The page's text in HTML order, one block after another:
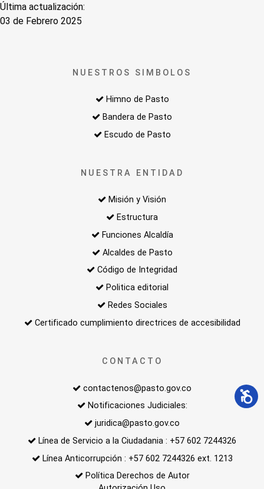
Última actualización:
03 de Febrero 2025
NUESTROS SIMBOLOS
Himno de Pasto
Bandera de Pasto
Escudo de Pasto
NUESTRA ENTIDAD
Misión y Visión
Estructura
Funciones Alcaldía
Alcaldes de Pasto
Código de Integridad
Politica editorial
Redes Sociales
Certificado cumplimiento directrices de accesibilidad
CONTACTO
contactenos@pasto.gov.co
Notificaciones Judiciales:
juridica@pasto.gov.co
Línea de Servicio a la Ciudadania : +57 602 7244326
Línea Anticorrupción : +57 602 7244326 ext. 1213
Política Derechos de Autor